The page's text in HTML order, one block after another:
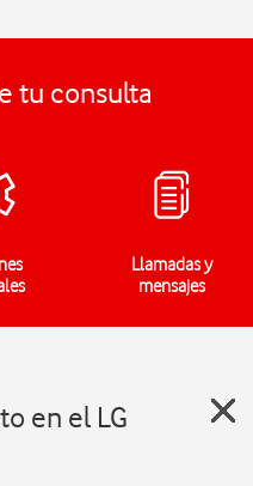
tu consulta
Llamadas y
mensajes
en el LG